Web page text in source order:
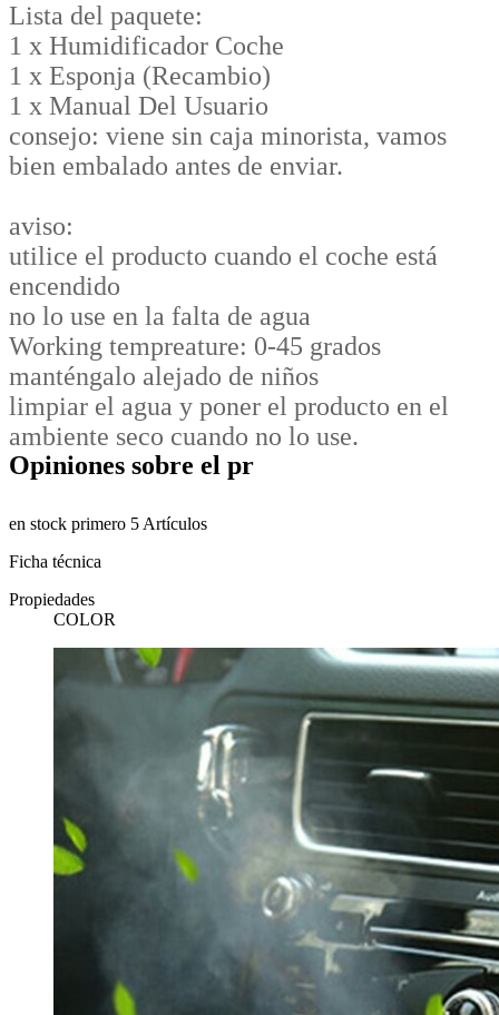
Lista del paquete:
1 x Humidificador Coche
1 x Esponja (Recambio)
1 x Manual Del Usuario
consejo: viene sin caja minorista, vamos
bien embalado antes de enviar.
aviso:
utilice el producto cuando el coche está
encendido
no lo use en la falta de agua
Working tempreature: 0-45 grados
manténgalo alejado de niños
limpiar el agua y poner el producto en el
ambiente seco cuando no lo use.
Opiniones sobre el pr
en stock primero 5 Artículos
Ficha técnica
Propiedades
COLOR